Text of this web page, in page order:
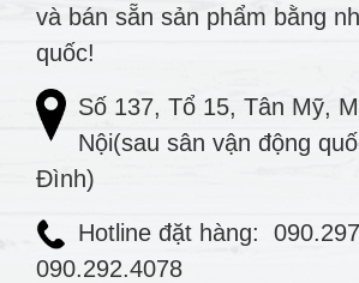
và bán sẵn sản phẩm bằng
quốc!
Số 137, Tổ 15, Tân Mỹ,
Nội(sau sân vận động
Đình)
Hotline đặt hàng:
090.292.4078